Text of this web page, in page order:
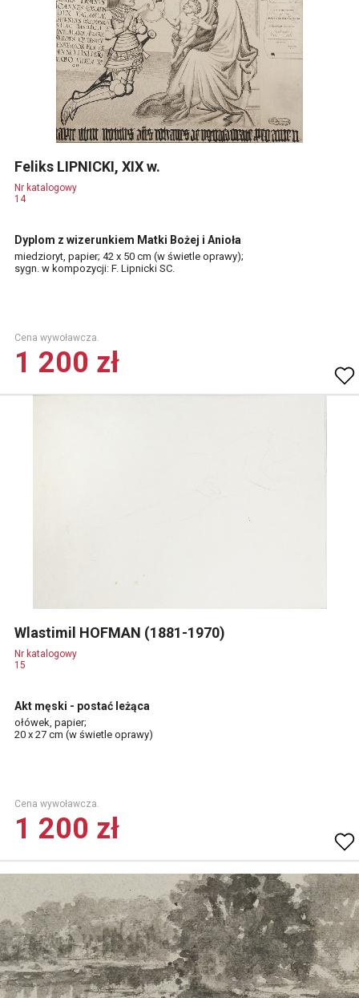
Feliks LIPNICKI, XIX w.
Nr katalogowy
14
Dyplom z wizerunkiem Matki Bożej i Anioła
miedzioryt, papier; 42 x 50 cm (w świetle oprawy);
sygn. w kompozycji: F. Lipnicki SC.
Cena wywoławcza.
1 200 zł
Wlastimil HOFMAN (1881-1970)
Nr katalogowy
15
Akt męski - postać leżąca
ołówek, papier;
20 x 27 cm (w świetle oprawy)
Cena wywoławcza.
1 200 zł